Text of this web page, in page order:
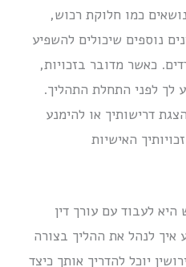
כמו חלוקת רכוש,
נוספים שיכולים להשפיע
כאשר מדובר בזכויות,
לך לפני התחלת התהליך.
דרישותיך או להימנע
האישיות
לעבוד עם עורך דין
איך לנהל את ההליך בצורה
יוכל להדריך אותך כיצד